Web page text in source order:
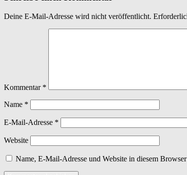
Deine E-Mail-Adresse wird nicht veröffentlicht.
Kommentar *
Name *
E-Mail-Adresse *
Website
Name, E-Mail-Adresse und Website in diesem